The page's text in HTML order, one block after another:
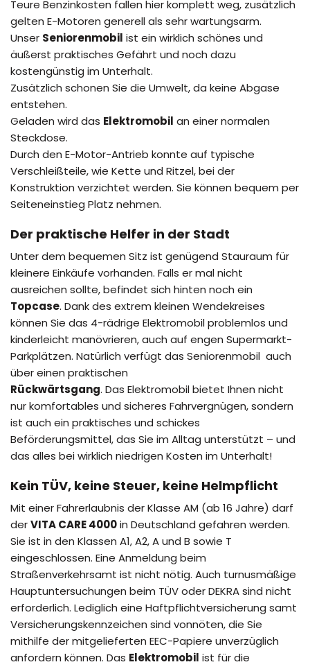
Teure Benzinkosten fallen hier komplett weg, zusätzlich
gelten E-Motoren generell als sehr wartungsarm.
Unser Seniorenmobil ist ein wirklich schönes und
äußerst praktisches Gefährt und noch dazu
kostengünstig im Unterhalt.
Zusätzlich schonen Sie die Umwelt, da keine Abgase
entstehen.
Geladen wird das Elektromobil an einer normalen
Steckdose.
Durch den E-Motor-Antrieb konnte auf typische
Verschleißteile, wie Kette und Ritzel, bei der
Konstruktion verzichtet werden. Sie können bequem per
Seiteneinstieg Platz nehmen.
Der praktische Helfer in der Stadt
Unter dem bequemen Sitz ist genügend Stauraum für
kleinere Einkäufe vorhanden. Falls er mal nicht
ausreichen sollte, befindet sich hinten noch ein
Topcase. Dank des extrem kleinen Wendekreises
können Sie das 4-rädrige Elektromobil problemlos und
kinderleicht manövrieren, auch auf engen Supermarkt-
Parkplätzen. Natürlich verfügt das Seniorenmobil auch
über einen praktischen
Rückwärtsgang. Das Elektromobil bietet Ihnen nicht
nur komfortables und sicheres Fahrvergnügen, sondern
ist auch ein praktisches und schickes
Beförderungsmittel, das Sie im Alltag unterstützt – und
das alles bei wirklich niedrigen Kosten im Unterhalt!
Kein TÜV, keine Steuer, keine Helmpflicht
Mit einer Fahrerlaubnis der Klasse AM (ab 16 Jahre) darf
derVITA CARE 4000in Deutschland gefahren werden.
Sie ist in den Klassen A1, A2, A und B sowie T
eingeschlossen. Eine Anmeldung beim
Straßenverkehrsamt ist nicht nötig. Auch turnusmäßige
Hauptuntersuchungen beim TÜV oder DEKRA sind nicht
erforderlich. Lediglich eine Haftpflichtversicherung samt
Versicherungskennzeichen sind vonnöten, die Sie
mithilfe der mitgelieferten EEC-Papiere unverzüglich
anfordern können. Das Elektromobil ist für die